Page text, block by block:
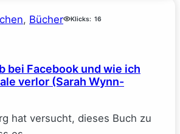
, Bücher Klicks: 16
bei Facebook und wie ich
verlor (Sarah Wynn-
hat versucht, dieses Buch zu